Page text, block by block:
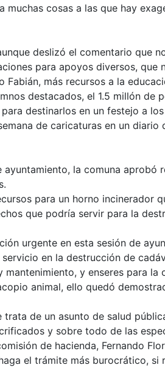
cosas a las que hay
deslizó el comentario que
para apoyos diversos, que
más recursos a la
destacados, el 1.5 millón de
destinarlos en un festejo a
de caricaturas en un diario
la comuna
para un horno incinerador
que podría servir para la
urgente en esta sesión de
en la destrucción de
y enseres para la
animal, ello quedó
de un asunto de salud
y sobre todo de las
de hacienda, Fernando
el trámite más burocrático,